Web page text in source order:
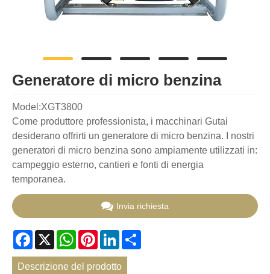
Generatore di micro benzina
Model:XGT3800
Come produttore professionista, i macchinari Gutai
desiderano offrirti un generatore di micro benzina. I nostri
generatori di micro benzina sono ampiamente utilizzati in:
campeggio esterno, cantieri e fonti di energia
temporanea.
Invia richiesta
Facebook
X WhatsApp
PinterestLinkedIn
Descrizione del prodotto